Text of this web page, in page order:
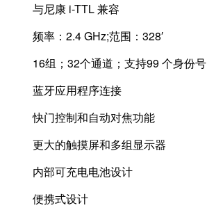
与尼康 i-TTL 兼容
频率：2.4 GHz;范围：328′
16组；32个通道；支持99 个身份号
蓝牙应用程序连接
快门控制和自动对焦功能
更大的触摸屏和多组显示器
内部可充电电池设计
便携式设计